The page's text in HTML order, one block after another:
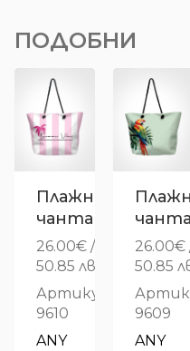
ПОДОБНИ
Плажна
чанта
26.00€ /
50.85 лв.
Артикул:
9610
ANY
чанта
26.00€
50.85
9609
ANY